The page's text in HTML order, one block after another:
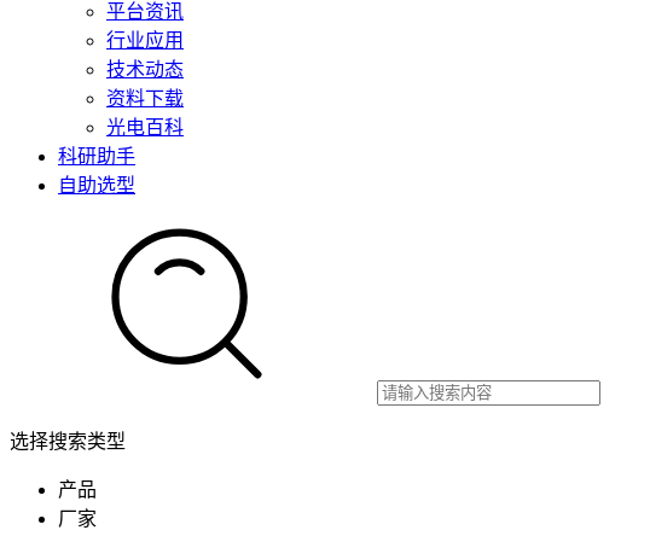
平台资讯
行业应用
技术动态
资料下载
光电百科
科研助手
自助选型
选择搜索类型
产品
厂家